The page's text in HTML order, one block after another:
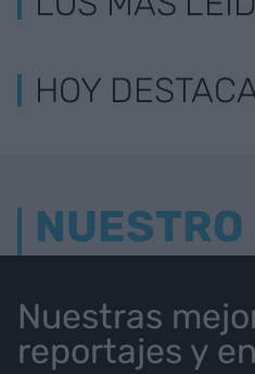
HOY
Nuestras
reportajes y